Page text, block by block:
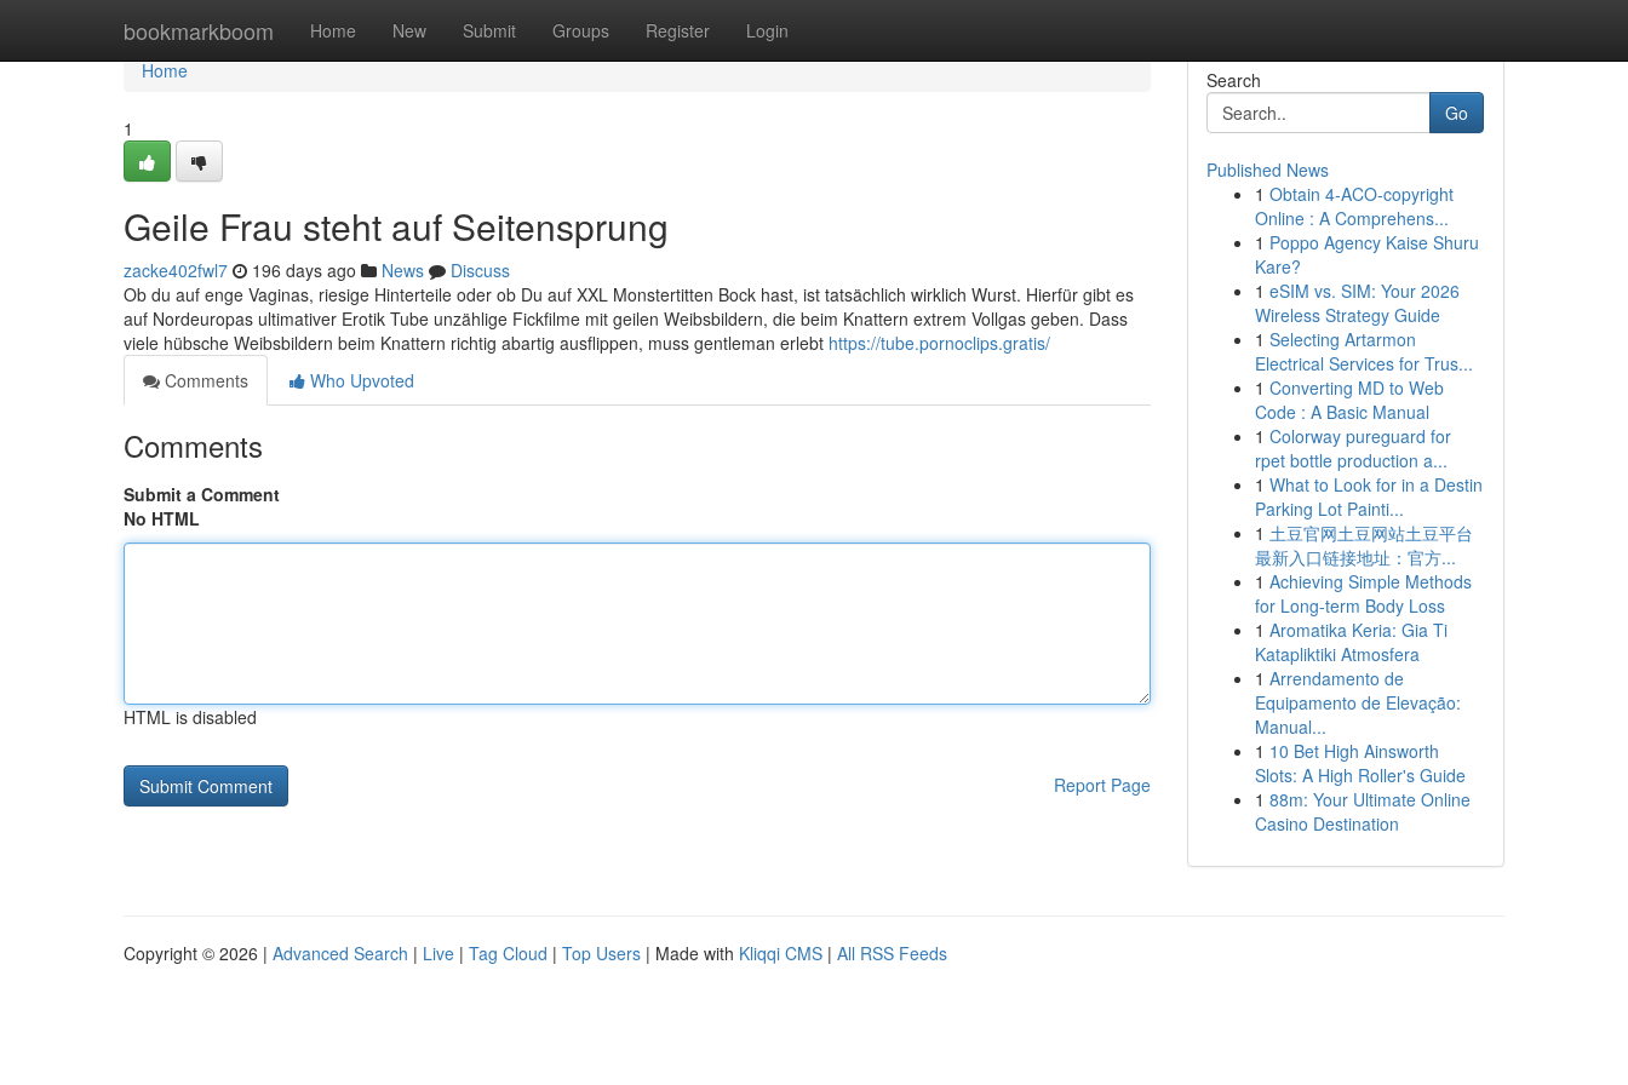
bookmarkboom Home New Submit Groups Register Login
Home
Home
1
Geile Frau steht auf Seitensprung
zacke402fwl7 196 days ago News
Discuss
Ob du auf enge Vaginas, riesige Hinterteile oder ob Du auf XXL Monstertitten Bock hast, ist tatsächlich wirklich Wurst. Hierfür gibt es
auf Nordeuropas ultimativer Erotik Tube unzählige Fickfilme mit geilen Weibsbildern, die beim Knattern extrem Vollgas geben. Dass
viele hübsche Weibsbildern beim Knattern richtig abartig ausflippen, muss gentleman erlebt https://tube.pornoclips.gratis/
Comments
Who Upvoted
Comments
Submit a Comment
No HTML
HTML is disabled
Report Page
Search
Go
Published News
1 Obtain 4-ACO-copyright
Online : A Comprehens...
1 Poppo Agency Kaise Shuru
Kare?
1 eSIM vs. SIM: Your 2026
Wireless Strategy Guide
1 Selecting Artarmon
Electrical Services for Trus...
1 Converting MD to Web
Code : A Basic Manual
1 Colorway pureguard for
rpet bottle production a...
1 What to Look for in a Destin
Parking Lot Painti...
1 土豆官网土豆网站土豆平台
最新入口链接地址：官方...
1 Achieving Simple Methods
for Long-term Body Loss
1 Aromatika Keria: Gia Ti
Katapliktiki Atmosfera
1 Arrendamento de
Equipamento de Elevação:
Manual...
1 10 Bet High Ainsworth
Slots: A High Roller's Guide
1 88m: Your Ultimate Online
Casino Destination
Copyright © 2026 | Advanced Search | Live | Tag Cloud | Top Users | Made with Kliqqi CMS | All RSS Feeds